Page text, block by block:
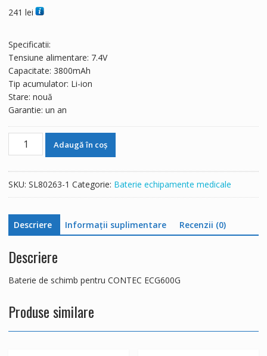
241 lei
Specificatii:
Tensiune alimentare: 7.4V
Capacitate: 3800mAh
Tip acumulator: Li-ion
Stare: nouă
Garantie: un an
Cantitate
Baterie
pentru
ECG600G
Adaugă în coș
SKU: SL80263-1 Categorie: Baterie echipamente medicale
Descriere Informații suplimentare Recenzii (0)
Descriere
Baterie de schimb pentru CONTEC ECG600G
Produse similare